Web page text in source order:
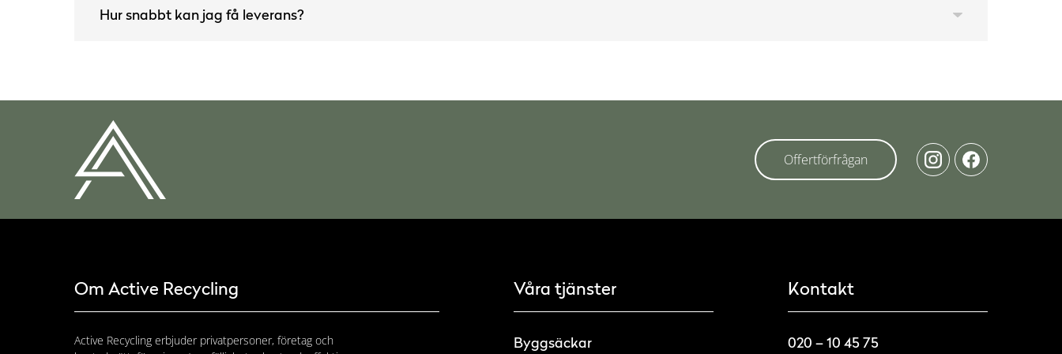
Hur snabbt kan jag få leverans?
Offertförfrågan
Om Active Recycling
Active Recycling erbjuder privatpersoner, företag och
Våra tjänster
Byggsäckar
Kontakt
020 – 10 45 75